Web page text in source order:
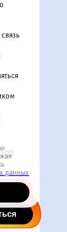
данных